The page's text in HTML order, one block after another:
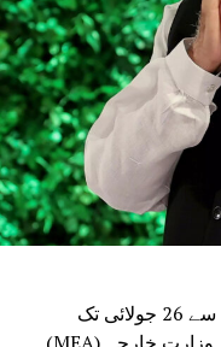
نئی دہلی: وزیر اعظم نریندر مودی 23 سے 26 جولائی تک